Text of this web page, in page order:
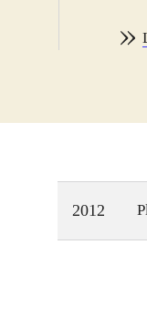
2012